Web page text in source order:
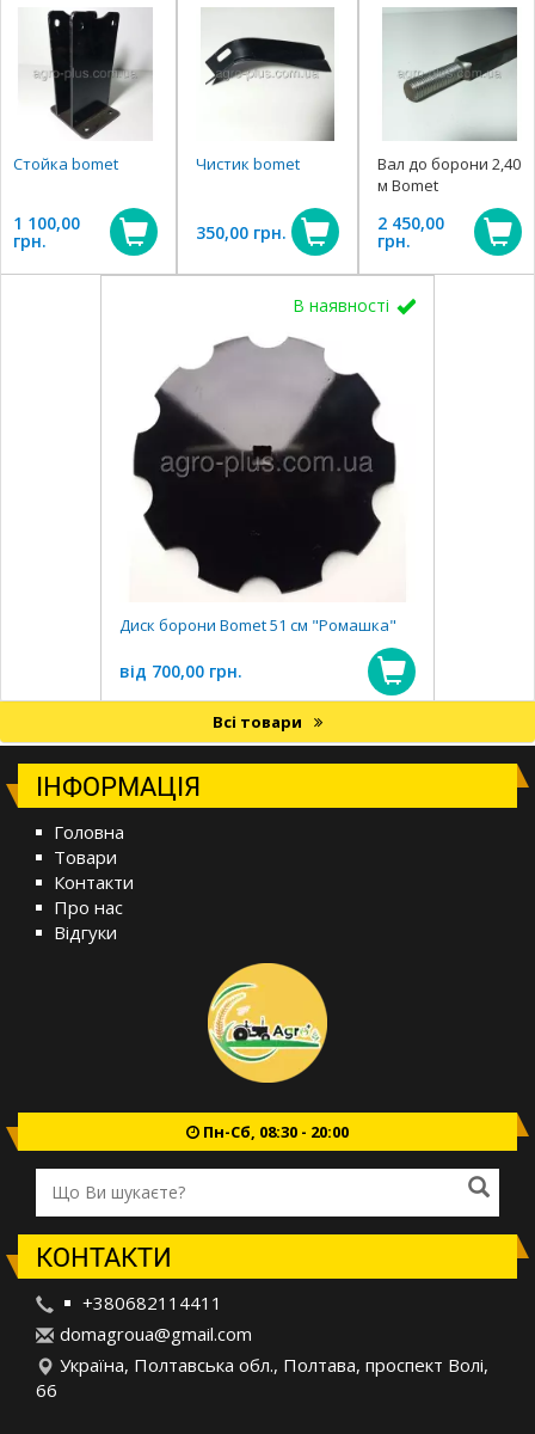
Стойка bomet
1 100,00
грн.
Чистик bomet
350,00 грн.
Вал до борони 2,40
м Bomet
2 450,00
грн.
В наявності
Диск борони Воmet 51 см "Ромашка"
від 700,00 грн.
Всі товари
ІНФОРМАЦІЯ
Головна
Товари
Контакти
Про нас
Відгуки
Пн-Сб, 08:30 - 20:00
КОНТАКТИ
+380682114411
domagroua@gmail.com
Україна, Полтавська обл., Полтава, проспект Волі,
66